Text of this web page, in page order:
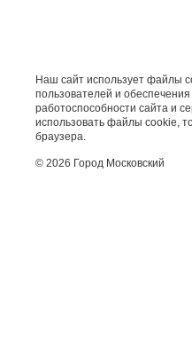
Наш сайт использует файлы
пользователей и
работоспособности сайта и
использовать файлы cookie,
браузера.
© 2026 Город Московский